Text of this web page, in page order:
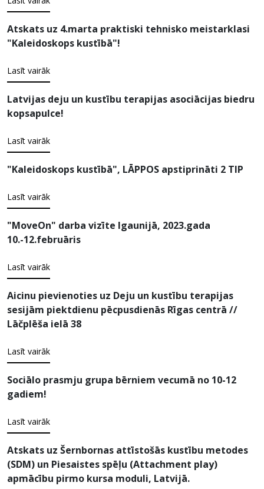
Atskats uz 4.marta praktiski tehnisko meistarklasi
"Kaleidoskops kustībā"!
Lasīt vairāk
Latvijas deju un kustību terapijas asociācijas biedru
kopsapulce!
Lasīt vairāk
"Kaleidoskops kustībā", LĀPPOS apstiprināti 2 TIP
Lasīt vairāk
"MoveOn" darba vizīte Igaunijā, 2023.gada
10.-12.februāris
Lasīt vairāk
Aicinu pievienoties uz Deju un kustību terapijas
sesijām piektdienu pēcpusdienās Rīgas centrā //
Lāčplēša ielā 38
Lasīt vairāk
Sociālo prasmju grupa bērniem vecumā no 10-12
gadiem!
Lasīt vairāk
Atskats uz Šernbornas attīstošās kustību metodes
(SDM) un Piesaistes spēļu (Attachment play)
apmācību pirmo kursa moduli, Latvijā.